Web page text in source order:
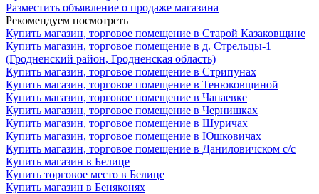
Разместить объявление о продаже магазина
Рекомендуем посмотреть
Купить магазин, торговое помещение в Старой Казаковщине
Купить магазин, торговое помещение в д. Стрельцы-1
(Гродненский район, Гродненская область)
Купить магазин, торговое помещение в Стрипунах
Купить магазин, торговое помещение в Тенюковщиной
Купить магазин, торговое помещение в Чапаевке
Купить магазин, торговое помещение в Чернишках
Купить магазин, торговое помещение в Шуричах
Купить магазин, торговое помещение в Юшковичах
Купить магазин, торговое помещение в Даниловичском с/с
Купить магазин в Белице
Купить торговое место в Белице
Купить магазин в Беняконях